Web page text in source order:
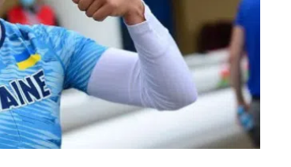
ВНАСЛІДОК ПОРАНЕНЬ, ОТРИМАНИХ
ПОМЕР ВОЇН ЮРІЙ ВОЙТИК
25 листопада 2025 0